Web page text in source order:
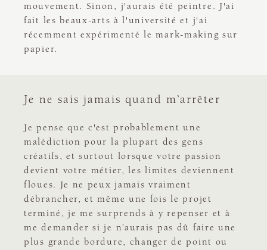
mouvement. Sinon, j'aurais été peintre. J'ai
fait les beaux-arts à l'université et j'ai
récemment expérimenté le mark-making sur
papier.
Je ne sais jamais quand m’arrêter
Je pense que c'est probablement une
malédiction pour la plupart des gens
créatifs, et surtout lorsque votre passion
devient votre métier, les limites deviennent
floues. Je ne peux jamais vraiment
débrancher, et même une fois le projet
terminé, je me surprends à y repenser et à
me demander si je n’aurais pas dû faire une
plus grande bordure, changer de point ou